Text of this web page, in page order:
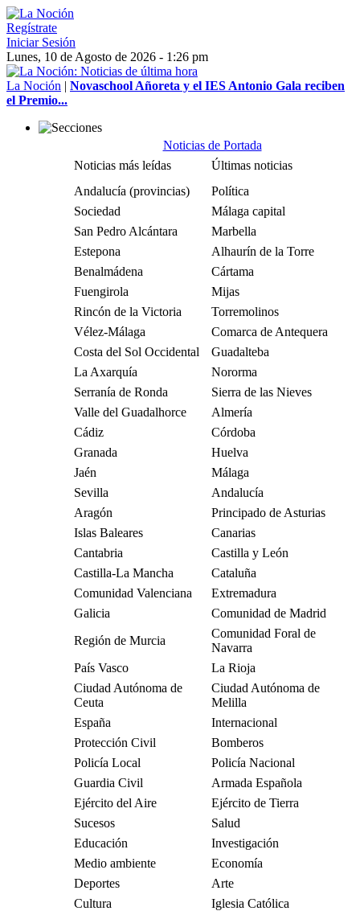
Regístrate
Iniciar Sesión
Lunes, 10 de Agosto de 2026 - 1:26 pm
La Noción | Novaschool Añoreta y el IES Antonio Gala reciben
el Premio...
Noticias de Portada
Noticias más leídas
Últimas noticias
Andalucía (provincias)
Política
Sociedad
Málaga capital
San Pedro Alcántara
Marbella
Estepona
Alhaurín de la Torre
Benalmádena
Cártama
Fuengirola
Mijas
Rincón de la Victoria
Torremolinos
Vélez-Málaga
Comarca de Antequera
Costa del Sol Occidental
Guadalteba
La Axarquía
Nororma
Serranía de Ronda
Sierra de las Nieves
Valle del Guadalhorce
Almería
Cádiz
Córdoba
Granada
Huelva
Jaén
Málaga
Sevilla
Andalucía
Aragón
Principado de Asturias
Islas Baleares
Canarias
Cantabria
Castilla y León
Castilla-La Mancha
Cataluña
Comunidad Valenciana
Extremadura
Galicia
Comunidad de Madrid
Región de Murcia
Comunidad Foral de
Navarra
País Vasco
La Rioja
Ciudad Autónoma de
Ceuta
Ciudad Autónoma de
Melilla
España
Internacional
Protección Civil
Bomberos
Policía Local
Policía Nacional
Guardia Civil
Armada Española
Ejército del Aire
Ejército de Tierra
Sucesos
Salud
Educación
Investigación
Medio ambiente
Economía
Deportes
Arte
Cultura
Iglesia Católica